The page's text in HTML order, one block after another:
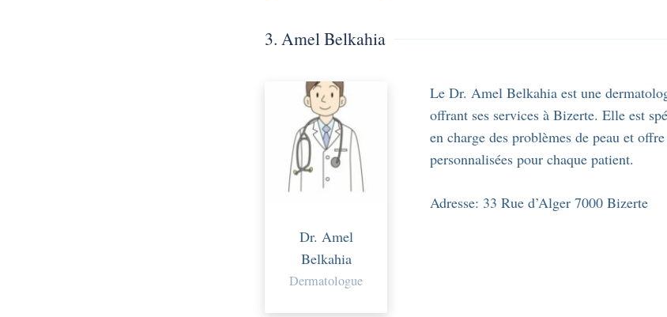
3. Amel Belkahia
Dr. Amel
Belkahia
Dermatologue
Le Dr. Amel Belkahia est une
offrant ses services à Bizerte. Elle est
en charge des problèmes de peau et
personnalisées pour chaque patient.
Adresse: 33 Rue d’Alger 7000 Bizerte